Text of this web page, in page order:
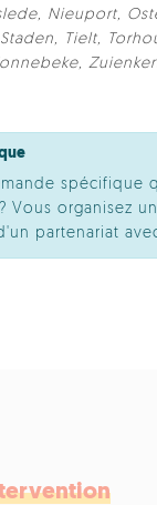
, Nieuport,
Staden, Tielt,
,
spécifique
Vous organisez
partenariat